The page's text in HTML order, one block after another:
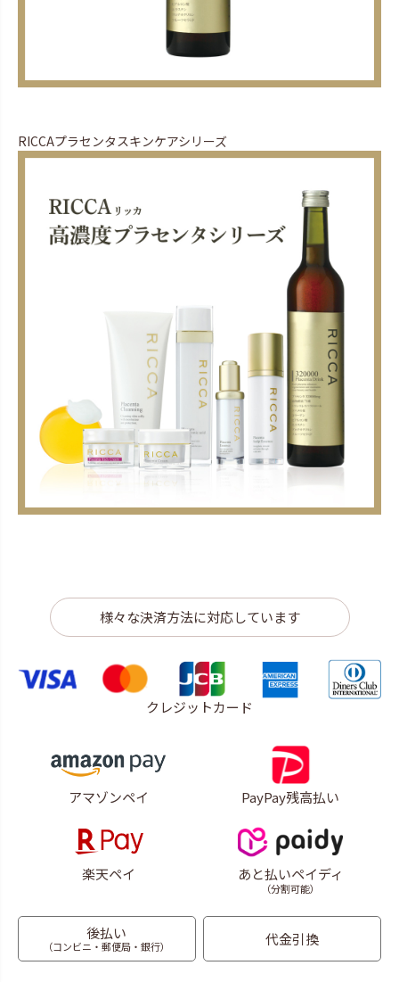
RICCAプラセンタスキンケアシリーズ
様々な決済方法に対応しています
クレジットカード
アマゾンペイ PayPay残高払い
楽天ペイ あと払いペイディ
（分割可能）
後払い
（コンビニ・郵便局・銀行） 代金引換